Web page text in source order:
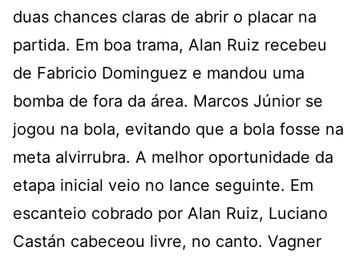
duas chances claras de abrir o placar na
partida. Em boa trama, Alan Ruiz recebeu
de Fabricio Dominguez e mandou uma
bomba de fora da área. Marcos Júnior se
jogou na bola, evitando que a bola fosse na
meta alvirrubra. A melhor oportunidade da
etapa inicial veio no lance seguinte. Em
escanteio cobrado por Alan Ruiz, Luciano
Castán cabeceou livre, no canto. Vagner